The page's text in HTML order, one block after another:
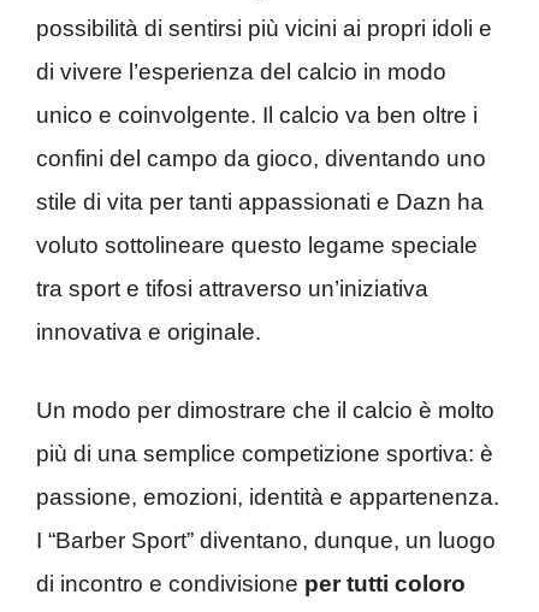
possibilità di sentirsi più vicini ai propri idoli e
di vivere l’esperienza del calcio in modo
unico e coinvolgente. Il calcio va ben oltre i
confini del campo da gioco, diventando uno
stile di vita per tanti appassionati e Dazn ha
voluto sottolineare questo legame speciale
tra sport e tifosi attraverso un’iniziativa
innovativa e originale.
Un modo per dimostrare che il calcio è molto
più di una semplice competizione sportiva: è
passione, emozioni, identità e appartenenza.
I “Barber Sport” diventano, dunque, un luogo
di incontro e condivisione per tutti coloro